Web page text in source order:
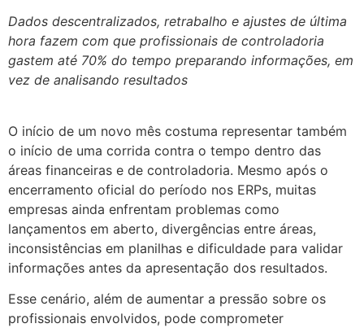
Dados descentralizados, retrabalho e ajustes de última
hora fazem com que profissionais de controladoria
gastem até 70% do tempo preparando informações, em
vez de analisando resultados
O início de um novo mês costuma representar também
o início de uma corrida contra o tempo dentro das
áreas financeiras e de controladoria. Mesmo após o
encerramento oficial do período nos ERPs, muitas
empresas ainda enfrentam problemas como
lançamentos em aberto, divergências entre áreas,
inconsistências em planilhas e dificuldade para validar
informações antes da apresentação dos resultados.
Esse cenário, além de aumentar a pressão sobre os
profissionais envolvidos, pode comprometer